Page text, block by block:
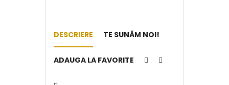
DESCRIERE TE SUNĂM NOI!
ADAUGA LA FAVORITE